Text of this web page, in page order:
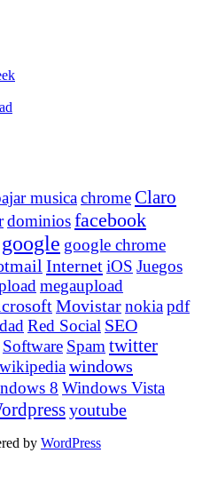
musicachromeClaro
dominiosfacebook
google google chrome
InternetiOS Juegos
megaupload
Movistarnokiapdf
Red Social SEO
Software Spamtwitter
wikipediawindows
8 Windows Vista
youtube
by WordPress